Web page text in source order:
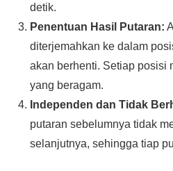
detik.
Penentuan Hasil Putaran:
diterjemahkan ke dalam
akan berhenti. Setiap posisi
yang beragam.
Independen dan Tidak
putaran sebelumnya tidak
selanjutnya, sehingga tiap